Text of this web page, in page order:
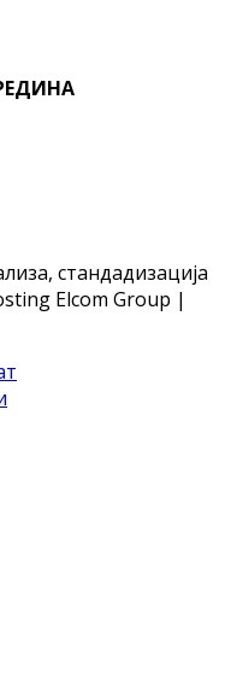
стандадизација
Elcom Group |